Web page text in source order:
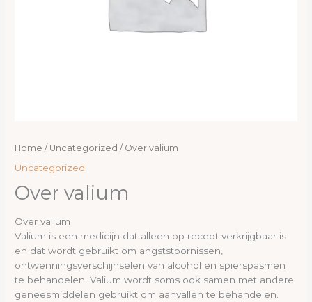
Home / Uncategorized / Over valium
Uncategorized
Over valium
Over valium
Valium is een medicijn dat alleen op recept verkrijgbaar is
en dat wordt gebruikt om angststoornissen,
ontwenningsverschijnselen van alcohol en spierspasmen
te behandelen. Valium wordt soms ook samen met andere
geneesmiddelen gebruikt om aanvallen te behandelen.